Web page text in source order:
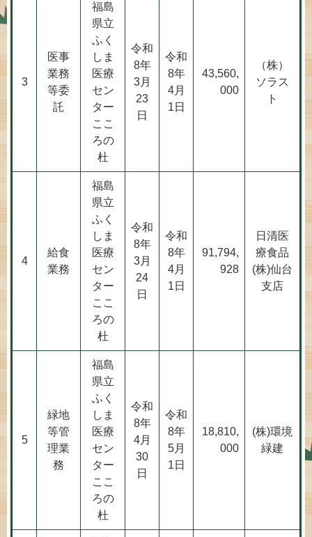
3
医事
業務
等委
託
福島
県立
ふく
しま
医療
セン
ター
ここ
ろの
杜
令和
8年
3月
23
日
令和
8年
4月
1日
43,560,
000
（株）
ソラス
ト
4
給食
業務
福島
県立
ふく
しま
医療
セン
ター
ここ
ろの
杜
令和
8年
3月
24
日
令和
8年
4月
1日
91,794,
928
日清医
療食品
(株)仙台
支店
5
緑地
等管
理業
務
福島
県立
ふく
しま
医療
セン
ター
ここ
ろの
杜
令和
8年
4月
30
日
令和
8年
5月
1日
18,810,
000
(株)環境
緑建